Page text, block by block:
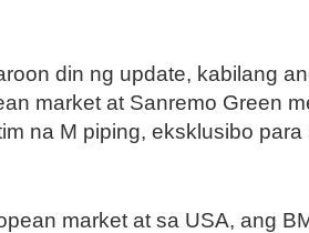
din ng update, kabilang
market at Sanremo Green
na M piping, eksklusibo
market at sa USA, ang